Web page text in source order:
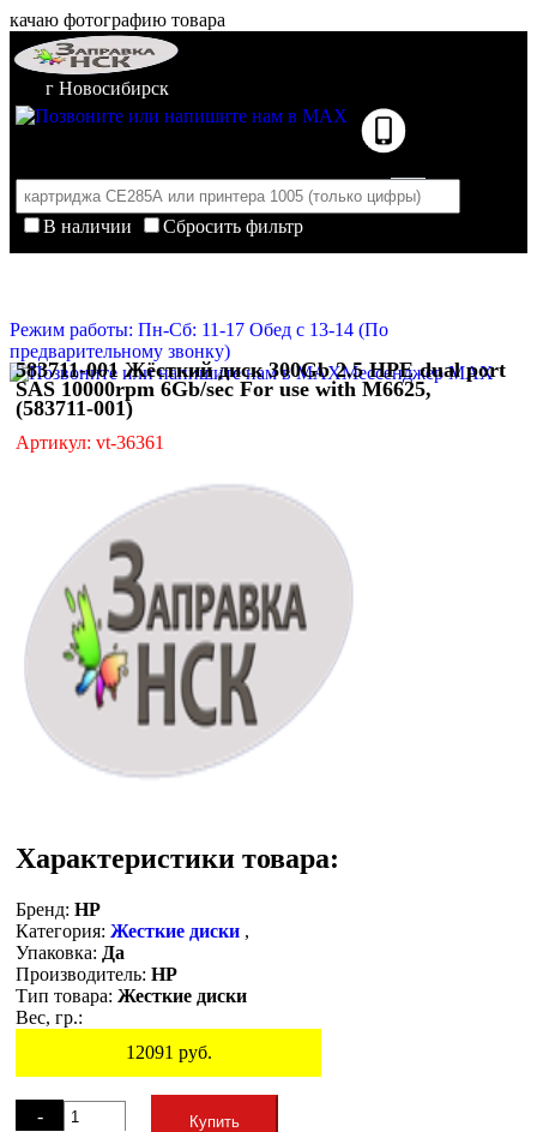
качаю фотографию товара
г Новосибирск
В наличии
Сбросить фильтр
Корзина пуста
Режим работы: Пн-Сб: 11-17 Обед с 13-14 (По
предварительному звонку)
Мессенджер MAX
583711-001 Жёсткий диск 300Gb 2.5 HPE dual port
SAS 10000rpm 6Gb/sec For use with M6625,
(583711-001)
Артикул: vt-36361
Характеристики товара:
Бренд: HP
Категория: Жесткие диски ,
Упаковка: Да
Производитель: HP
Тип товара: Жесткие диски
Вес, гр.:
12091 руб.
-
Купить